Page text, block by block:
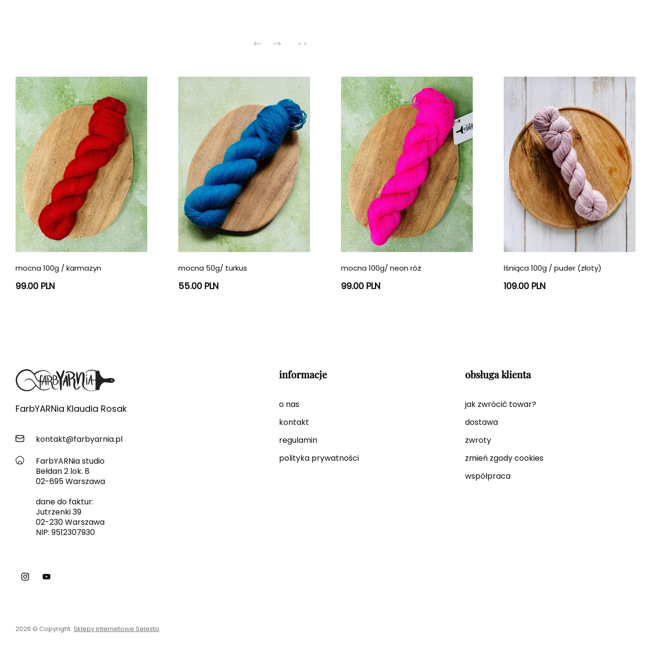
mocna 100g / karmazyn
99.00 PLN
mocna 50g/ turkus
55.00 PLN
mocna 100g/ neon róż
99.00 PLN
lśniąca 100g / puder (złoty)
109.00 PLN
FarbYARNia Klaudia Rosak
kontakt@farbyarnia.pl
FarbYARNia studio
Bełdan 2 lok. 8
02-695 Warszawa
dane do faktur:
Jutrzenki 39
02-230 Warszawa
NIP: 9512307930
informacje
o nas
kontakt
regulamin
polityka prywatności
obsługa klienta
jak zwrócić towar?
dostawa
zwroty
zmień zgody cookies
współpraca
2026 © Copyright. Sklepy internetowe Selesto